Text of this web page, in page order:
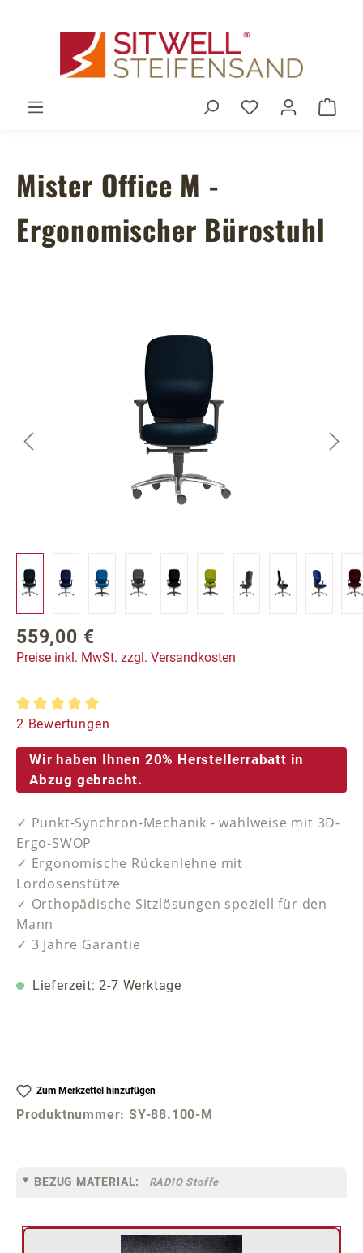
Du hast 0
Mister Office M -
Ergonomischer Bürostuhl
Bildergalerie überspringen
Regulärer Preis:
559,00 €
Preise inkl. MwSt. zzgl. Versandkosten
Durchschnittliche Bewertung von 5 von 5 Sternen
2 Bewertungen
Wir haben Ihnen 20% Herstellerrabatt in
Abzug gebracht.
✓ Punkt-Synchron-Mechanik - wahlweise mit 3D-
Ergo-SWOP
✓ Ergonomische Rückenlehne mit
Lordosenstütze
✓ Orthopädische Sitzlösungen speziell für den
Mann
✓ 3 Jahre Garantie
Lieferzeit: 2-7 Werktage
Zum Merkzettel hinzufügen
Produktnummer:SY-88.100-M
BEZUG MATERIAL: RADIO Stoffe